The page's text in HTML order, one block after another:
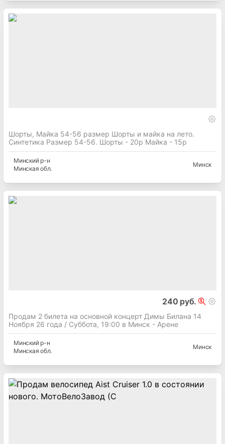
Шорты, Майка 54-56 размер Шорты и майка на лето.
Синтетика Размер 54-56. Шорты - 20р Майка - 15р
Минскийр-н
Минская обл.
Минск
240 руб.
Продам 2 билета на основной концерт Димы Билана 14
Ноября 26 года / Суббота, 19:00 в Минск - Арене
Минскийр-н
Минская обл.
Минск